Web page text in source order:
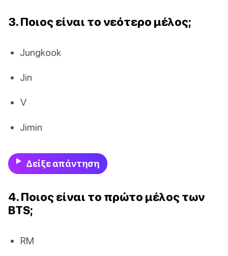
3. Ποιος είναι το νεότερο μέλος;
Jungkook
Jin
V
Jimin
Δείξε απάντηση
4. Ποιος είναι το πρώτο μέλος των
BTS;
RM